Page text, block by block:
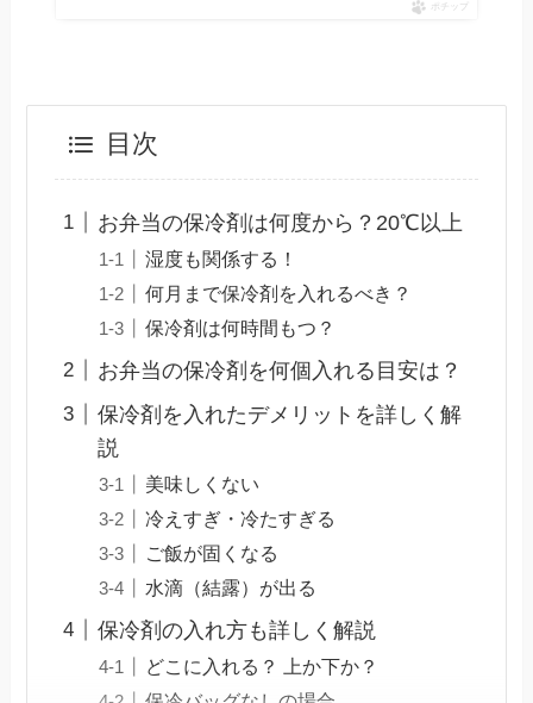
ポチップ
目次
お弁当の保冷剤は何度から？20℃以上
湿度も関係する！
何月まで保冷剤を入れるべき？
保冷剤は何時間もつ？
お弁当の保冷剤を何個入れる目安は？
保冷剤を入れたデメリットを詳しく解
説
美味しくない
冷えすぎ・冷たすぎる
ご飯が固くなる
水滴（結露）が出る
保冷剤の入れ方も詳しく解説
どこに入れる？ 上か下か？